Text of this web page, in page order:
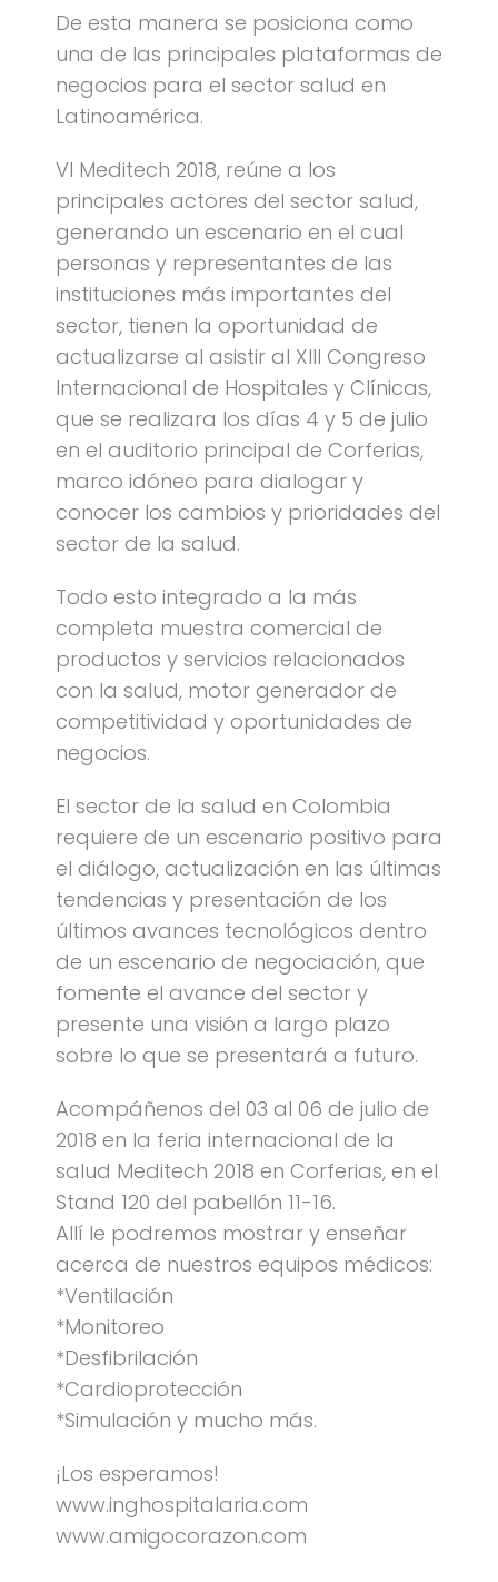
De esta manera se posiciona como
una de las principales plataformas de
negocios para el sector salud en
Latinoamérica.
VI Meditech 2018, reúne a los
principales actores del sector salud,
generando un escenario en el cual
personas y representantes de las
instituciones más importantes del
sector, tienen la oportunidad de
actualizarse al asistir al XIII Congreso
Internacional de Hospitales y Clínicas,
que se realizara los días 4 y 5 de julio
en el auditorio principal de Corferias,
marco idóneo para dialogar y
conocer los cambios y prioridades del
sector de la salud.
Todo esto integrado a la más
completa muestra comercial de
productos y servicios relacionados
con la salud, motor generador de
competitividad y oportunidades de
negocios.
El sector de la salud en Colombia
requiere de un escenario positivo para
el diálogo, actualización en las últimas
tendencias y presentación de los
últimos avances tecnológicos dentro
de un escenario de negociación, que
fomente el avance del sector y
presente una visión a largo plazo
sobre lo que se presentará a futuro.
Acompáñenos del 03 al 06 de julio de
2018 en la feria internacional de la
salud Meditech 2018 en Corferias, en el
Stand 120 del pabellón 11-16.
Allí le podremos mostrar y enseñar
acerca de nuestros equipos médicos:
*Ventilación
*Monitoreo
*Desfibrilación
*Cardioprotección
*Simulación y mucho más.
¡Los esperamos!
www.inghospitalaria.com
www.amigocorazon.com